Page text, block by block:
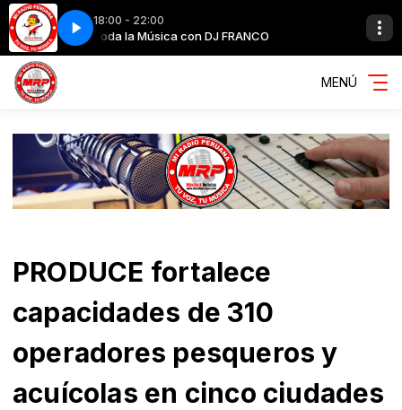
18:00 - 22:00
Toda la Música con DJ FRANCO
Me encanta esta frase
MENÚ
PRODUCE fortalece
capacidades de 310
operadores pesqueros y
acuícolas en cinco ciudades